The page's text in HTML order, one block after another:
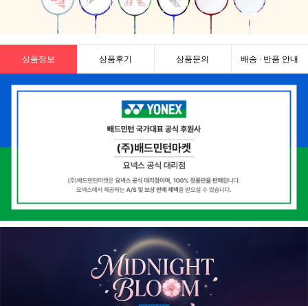
상품정보 상품후기 상품문의 배송 · 반품 안내